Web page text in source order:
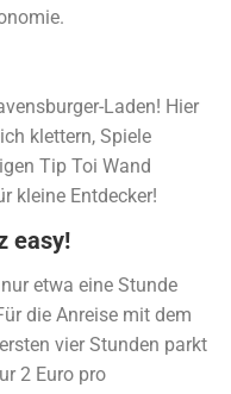
Laden! Hier
klettern, Spiele
Tip Toi Wand
kleine Entdecker!
easy!
etwa eine Stunde
die Anreise mit dem
vier Stunden parkt
2 Euro pro